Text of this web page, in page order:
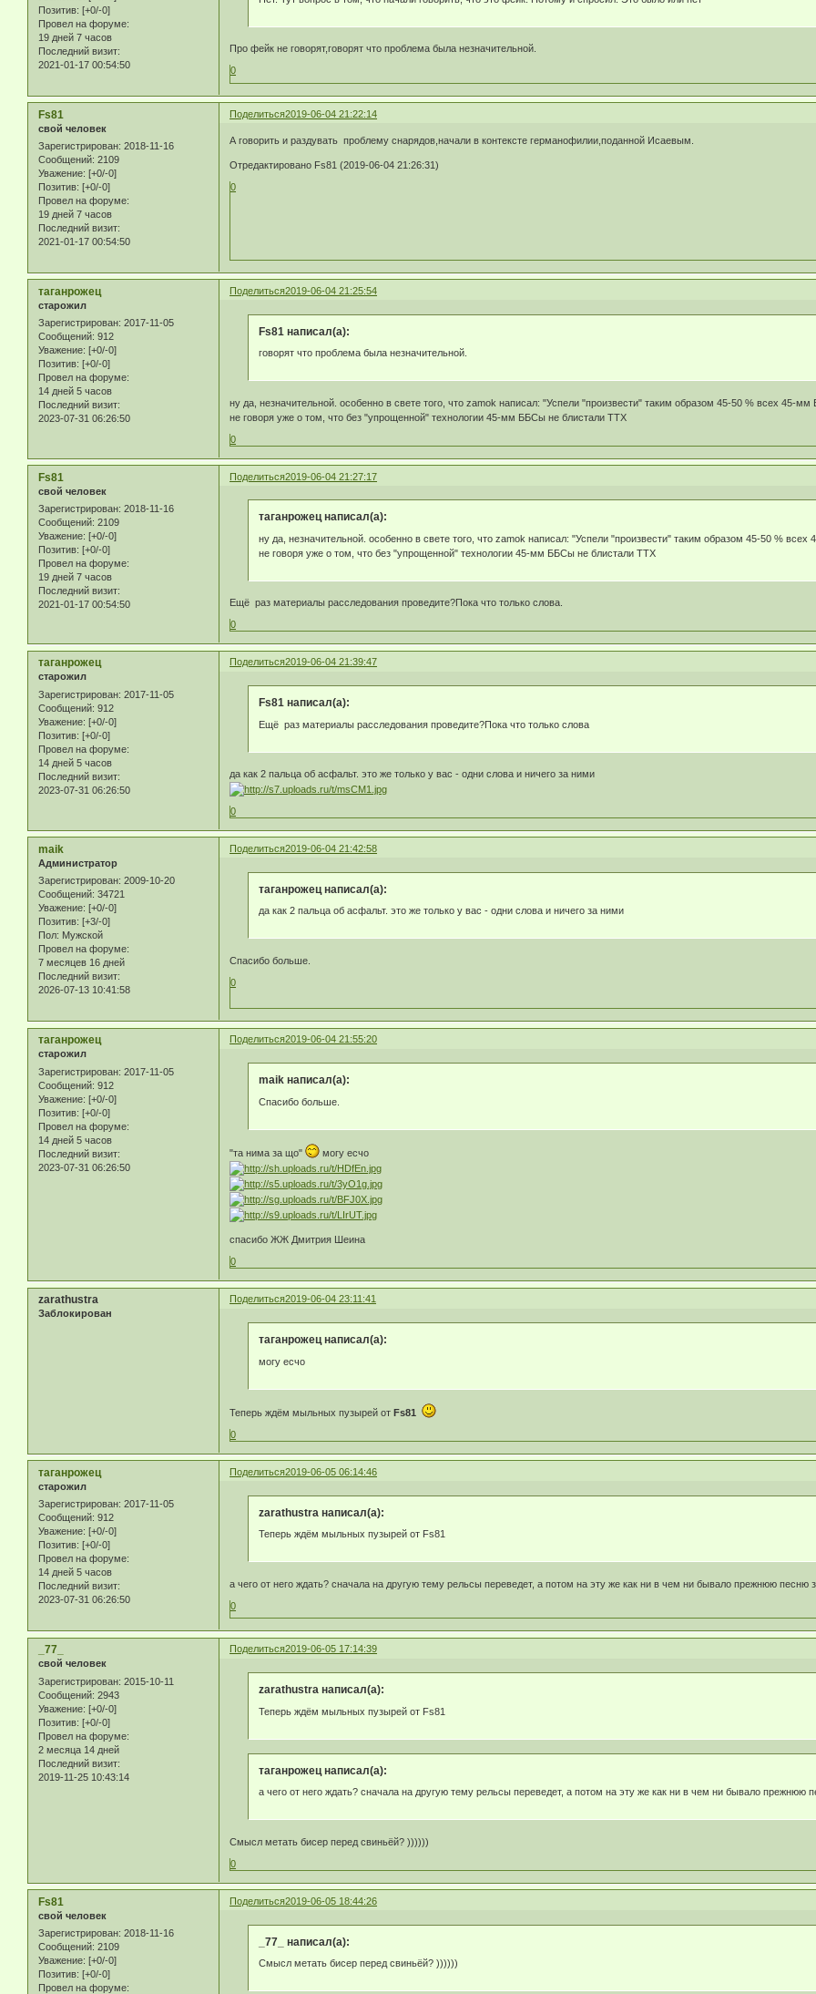
Позитив: [+0/-0]
Провел на форуме:
19 дней 7 часов
Последний визит:
2021-01-17 00:54:50
Про фейк не говорят,говорят что проблема была незначительной.
0
Поделиться2019-06-04 21:22:14
Fs81
свой человек
Зарегистрирован: 2018-11-16
Сообщений: 2109
Уважение: [+0/-0]
Позитив: [+0/-0]
Провел на форуме:
19 дней 7 часов
Последний визит:
2021-01-17 00:54:50
А говорить и раздувать проблему снарядов,начали в контексте германофилии,поданной Исаевым.
Отредактировано Fs81 (2019-06-04 21:26:31)
0
Поделиться2019-06-04 21:25:54
таганрожец
старожил
Зарегистрирован: 2017-11-05
Сообщений: 912
Уважение: [+0/-0]
Позитив: [+0/-0]
Провел на форуме:
14 дней 5 часов
Последний визит:
2023-07-31 06:26:50
Fs81 написал(а):
говорят что проблема была незначительной.
ну да, незначительной. особенно в свете того, что zamok написал: "Успели "произвести" таким образом 45-50 % всех 45-мм
не говоря уже о том, что без "упрощенной" технологии 45-мм ББСы не блистали ТТХ
0
Поделиться2019-06-04 21:27:17
Fs81
свой человек
Зарегистрирован: 2018-11-16
Сообщений: 2109
Уважение: [+0/-0]
Позитив: [+0/-0]
Провел на форуме:
19 дней 7 часов
Последний визит:
2021-01-17 00:54:50
таганрожец написал(а):
ну да, незначительной. особенно в свете того, что zamok написал: "Успели "произвести" таким образом 45-50 % всех
не говоря уже о том, что без "упрощенной" технологии 45-мм ББСы не блистали ТТХ
Ещё раз материалы расследования проведите?Пока что только слова.
0
Поделиться2019-06-04 21:39:47
таганрожец
старожил
Зарегистрирован: 2017-11-05
Сообщений: 912
Уважение: [+0/-0]
Позитив: [+0/-0]
Провел на форуме:
14 дней 5 часов
Последний визит:
2023-07-31 06:26:50
Fs81 написал(а):
Ещё раз материалы расследования проведите?Пока что только слова
да как 2 пальца об асфальт. это же только у вас - одни слова и ничего за ними
0
Поделиться2019-06-04 21:42:58
maik
Администратор
Зарегистрирован: 2009-10-20
Сообщений: 34721
Уважение: [+0/-0]
Позитив: [+3/-0]
Пол: Мужской
Провел на форуме:
7 месяцев 16 дней
Последний визит:
2026-07-13 10:41:58
таганрожец написал(а):
да как 2 пальца об асфальт. это же только у вас - одни слова и ничего за ними
Спасибо больше.
0
Поделиться2019-06-04 21:55:20
таганрожец
старожил
Зарегистрирован: 2017-11-05
Сообщений: 912
Уважение: [+0/-0]
Позитив: [+0/-0]
Провел на форуме:
14 дней 5 часов
Последний визит:
2023-07-31 06:26:50
maik написал(а):
Спасибо больше.
"та нима за що" могу есчо
спасибо ЖЖ Дмитрия Шеина
0
Поделиться2019-06-04 23:11:41
zarathustra
Заблокирован
таганрожец написал(а):
могу есчо
Теперь ждём мыльных пузырей отFs81
0
Поделиться2019-06-05 06:14:46
таганрожец
старожил
Зарегистрирован: 2017-11-05
Сообщений: 912
Уважение: [+0/-0]
Позитив: [+0/-0]
Провел на форуме:
14 дней 5 часов
Последний визит:
2023-07-31 06:26:50
zarathustra написал(а):
Теперь ждём мыльных пузырей от Fs81
а чего от него ждать? сначала на другую тему рельсы переведет, а потом на эту же как ни в чем ни бывало прежнюю песню
0
Поделиться2019-06-05 17:14:39
_77_
свой человек
Зарегистрирован: 2015-10-11
Сообщений: 2943
Уважение: [+0/-0]
Позитив: [+0/-0]
Провел на форуме:
2 месяца 14 дней
Последний визит:
2019-11-25 10:43:14
zarathustra написал(а):
Теперь ждём мыльных пузырей от Fs81
таганрожец написал(а):
а чего от него ждать? сначала на другую тему рельсы переведет, а потом на эту же как ни в чем ни бывало прежнюю
Смысл метать бисер перед свиньёй? ))))))
0
Поделиться2019-06-05 18:44:26
Fs81
свой человек
Зарегистрирован: 2018-11-16
Сообщений: 2109
Уважение: [+0/-0]
Позитив: [+0/-0]
Провел на форуме:
_77_ написал(а):
Смысл метать бисер перед свиньёй? ))))))